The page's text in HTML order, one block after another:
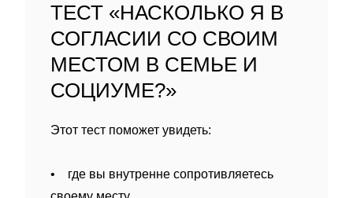
ТЕСТ «НАСКОЛЬКО Я В
СОГЛАСИИ СО СВОИМ
МЕСТОМ В СЕМЬЕ И
СОЦИУМЕ?»
Этот тест поможет увидеть:
• где вы внутренне сопротивляетесь